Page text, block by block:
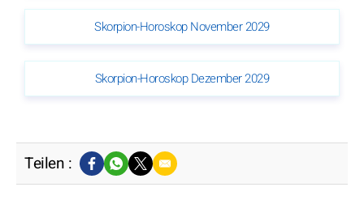
Skorpion-Horoskop November 2029
Skorpion-Horoskop Dezember 2029
Teilen :